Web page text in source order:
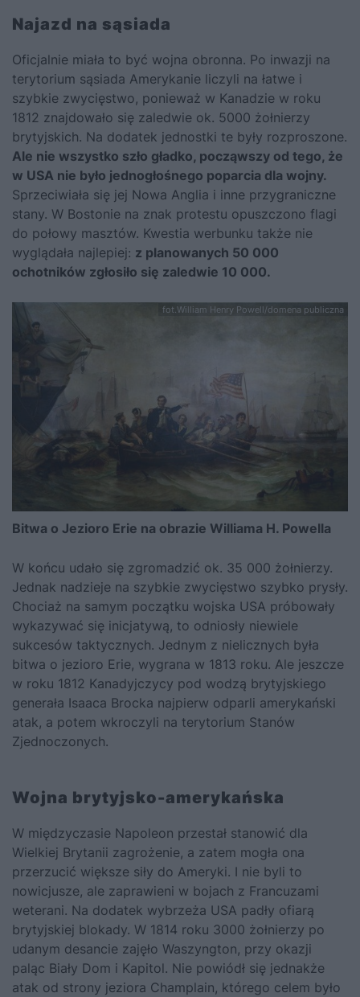
Najazd na sąsiada
Oficjalnie miała to być wojna obronna. Po inwazji na
terytorium sąsiada Amerykanie liczyli na łatwe i
szybkie zwycięstwo, ponieważ w Kanadzie w roku
1812 znajdowało się zaledwie ok. 5000 żołnierzy
brytyjskich. Na dodatek jednostki te były rozproszone.
Ale nie wszystko szło gładko, począwszy od tego, że
w USA nie było jednogłośnego poparcia dla wojny.
Sprzeciwiała się jej Nowa Anglia i inne przygraniczne
stany. W Bostonie na znak protestu opuszczono flagi
do połowy masztów. Kwestia werbunku także nie
wyglądała najlepiej: z planowanych 50 000
ochotników zgłosiło się zaledwie 10 000.
fot.William Henry Powell/domena publiczna
Bitwa o Jezioro Erie na obrazie Williama H. Powella
W końcu udało się zgromadzić ok. 35 000 żołnierzy.
Jednak nadzieje na szybkie zwycięstwo szybko prysły.
Chociaż na samym początku wojska USA próbowały
wykazywać się inicjatywą, to odniosły niewiele
sukcesów taktycznych. Jednym z nielicznych była
bitwa o jezioro Erie, wygrana w 1813 roku. Ale jeszcze
w roku 1812 Kanadyjczycy pod wodzą brytyjskiego
generała Isaaca Brocka najpierw odparli amerykański
atak, a potem wkroczyli na terytorium Stanów
Zjednoczonych.
Wojna brytyjsko-amerykańska
W międzyczasie Napoleon przestał stanowić dla
Wielkiej Brytanii zagrożenie, a zatem mogła ona
przerzucić większe siły do Ameryki. I nie byli to
nowicjusze, ale zaprawieni w bojach z Francuzami
weterani. Na dodatek wybrzeża USA padły ofiarą
brytyjskiej blokady. W 1814 roku 3000 żołnierzy po
udanym desancie zajęło Waszyngton, przy okazji
paląc Biały Dom i Kapitol. Nie powiódł się jednakże
atak od strony jeziora Champlain, którego celem było